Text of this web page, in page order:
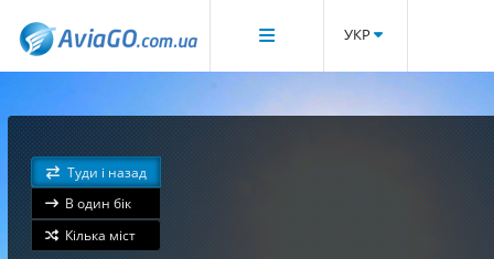
УКР
Туди і назад
В один бік
Кілька міст